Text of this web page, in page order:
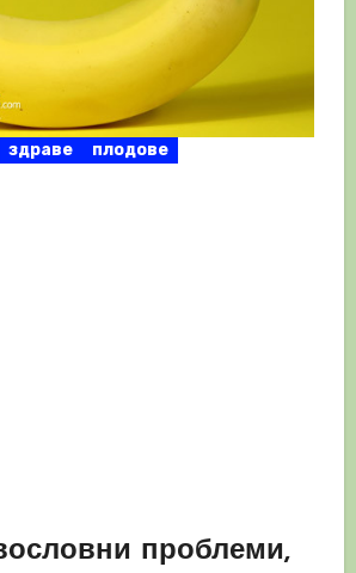
здраве плодове
проблеми,